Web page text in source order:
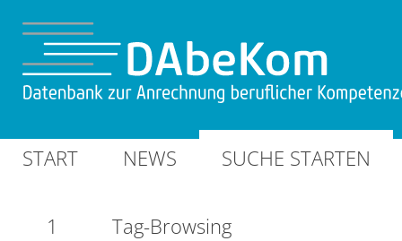
START NEWS SUCHE STARTEN
1 Tag-Browsing